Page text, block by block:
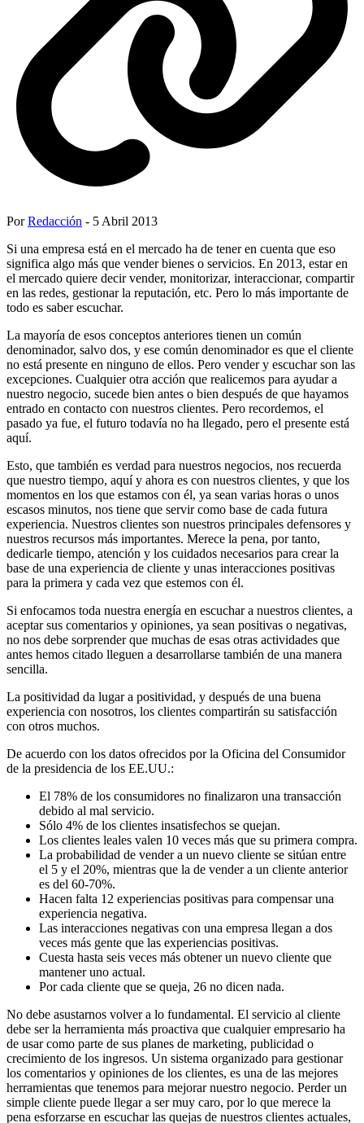
PorRedacción - 5 Abril 2013
Si una empresa está en el mercado ha de tener en cuenta que eso
significa algo más que vender bienes o servicios. En 2013, estar en
el mercado quiere decir vender, monitorizar, interaccionar, compartir
en las redes, gestionar la reputación, etc. Pero lo más importante de
todo es saber escuchar.
La mayoría de esos conceptos anteriores tienen un común
denominador, salvo dos, y ese común denominador es que el cliente
no está presente en ninguno de ellos. Pero vender y escuchar son las
excepciones. Cualquier otra acción que realicemos para ayudar a
nuestro negocio, sucede bien antes o bien después de que hayamos
entrado en contacto con nuestros clientes. Pero recordemos, el
pasado ya fue, el futuro todavía no ha llegado, pero el presente está
aquí.
Esto, que también es verdad para nuestros negocios, nos recuerda
que nuestro tiempo, aquí y ahora es con nuestros clientes, y que los
momentos en los que estamos con él, ya sean varias horas o unos
escasos minutos, nos tiene que servir como base de cada futura
experiencia. Nuestros clientes son nuestros principales defensores y
nuestros recursos más importantes. Merece la pena, por tanto,
dedicarle tiempo, atención y los cuidados necesarios para crear la
base de una experiencia de cliente y unas interacciones positivas
para la primera y cada vez que estemos con él.
Si enfocamos toda nuestra energía en escuchar a nuestros clientes, a
aceptar sus comentarios y opiniones, ya sean positivas o negativas,
no nos debe sorprender que muchas de esas otras actividades que
antes hemos citado lleguen a desarrollarse también de una manera
sencilla.
La positividad da lugar a positividad, y después de una buena
experiencia con nosotros, los clientes compartirán su satisfacción
con otros muchos.
De acuerdo con los datos ofrecidos por la Oficina del Consumidor
de la presidencia de los EE.UU.:
El 78% de los consumidores no finalizaron una transacción
debido al mal servicio.
Sólo 4% de los clientes insatisfechos se quejan.
Los clientes leales valen 10 veces más que su primera compra.
La probabilidad de vender a un nuevo cliente se sitúan entre
el 5 y el 20%, mientras que la de vender a un cliente anterior
es del 60-70%.
Hacen falta 12 experiencias positivas para compensar una
experiencia negativa.
Las interacciones negativas con una empresa llegan a dos
veces más gente que las experiencias positivas.
Cuesta hasta seis veces más obtener un nuevo cliente que
mantener uno actual.
Por cada cliente que se queja, 26 no dicen nada.
No debe asustarnos volver a lo fundamental. El servicio al cliente
debe ser la herramienta más proactiva que cualquier empresario ha
de usar como parte de sus planes de marketing, publicidad o
crecimiento de los ingresos. Un sistema organizado para gestionar
los comentarios y opiniones de los clientes, es una de las mejores
herramientas que tenemos para mejorar nuestro negocio. Perder un
simple cliente puede llegar a ser muy caro, por lo que merece la
pena esforzarse en escuchar las quejas de nuestros clientes actuales,